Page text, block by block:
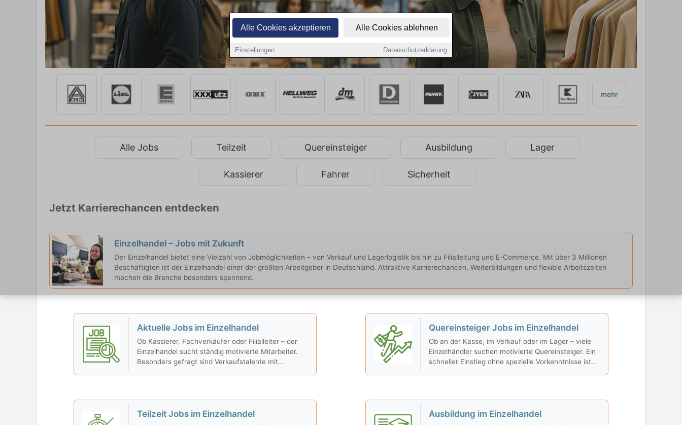
Alle Cookies akzeptieren Alle Cookies ablehnen
Einstellungen Datenschutzerklärung
mehr
Alle Jobs Teilzeit Quereinsteiger Ausbildung Lager
Kassierer Fahrer Sicherheit
Jetzt Karrierechancen entdecken
Einzelhandel – Jobs mit Zukunft
Der Einzelhandel bietet eine Vielzahl von Jobmöglichkeiten – von Verkauf und Lagerlogistik bis hin zu Filialleitung und E-Commerce. Mit über 3 Millionen
Beschäftigten ist der Einzelhandel einer der größten Arbeitgeber in Deutschland. Attraktive Karrierechancen, Weiterbildungen und flexible Arbeitszeiten
machen die Branche besonders spannend.
Aktuelle Jobs im Einzelhandel
Ob Kassierer, Fachverkäufer oder Filialleiter – der
Einzelhandel sucht ständig motivierte Mitarbeiter.
Besonders gefragt sind Verkaufstalente mit
Quereinsteiger Jobs im Einzelhandel
Ob an der Kasse, im Verkauf oder im Lager – viele
Einzelhändler suchen motivierte Quereinsteiger. Ein
schneller Einstieg ohne spezielle Vorkenntnisse ist
Teilzeit Jobs im Einzelhandel Ausbildung im Einzelhandel